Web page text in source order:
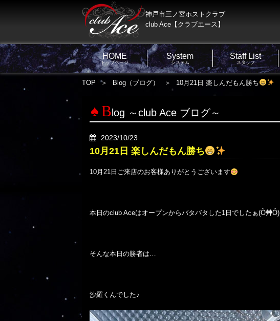
神戸市三ノ宮ホストクラブ
club Ace【クラブエース】
HOME
トップページ
System
システム
Staff List
スタッフ
TOP Blog（ブログ） 10月21日 楽しんだもん勝ち
B log ～club Ace ブログ～
2023/10/23
10月21日 楽しんだもん勝ち
10月21日ご来店のお客様ありがとうございます
本日のclub Aceはオープンからバタバタした1日でしたぁ(Ŏ艸Ŏ)
そんな本日の勝者は…
沙羅くんでした♪